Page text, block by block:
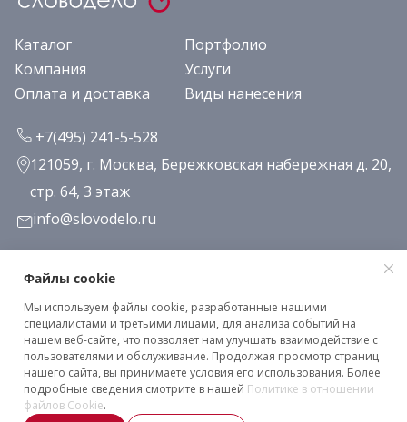
Каталог
Портфолио
Компания
Услуги
Оплата и доставка
Виды нанесения
+7(495) 241-5-528
121059, г. Москва, Бережковская набережная д. 20,
стр. 64, 3 этаж
info@slovodelo.ru
Заказать звонок
Подписаться на рассылку
Клиентское соглашение
Политика конфиденциальности
Файлы cookie
Мы используем файлы cookie, разработанные нашими
специалистами и третьими лицами, для анализа событий на
нашем веб-сайте, что позволяет нам улучшать взаимодействие с
пользователями и обслуживание. Продолжая просмотр страниц
нашего сайта, вы принимаете условия его использования. Более
подробные сведения смотрите в нашей Политике в отношении
файлов Cookie.